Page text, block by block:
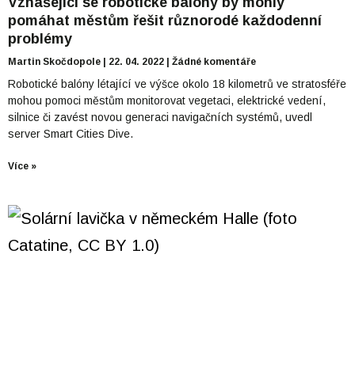
pomáhat městům řešit různorodé každodenní
problémy
Martin Skočdopole 22. 04. 2022 Žádné komentáře
Robotické balóny létající ve výšce okolo 18 kilometrů ve stratosféře
mohou pomoci městům monitorovat vegetaci, elektrické vedení,
silnice či zavést novou generaci navigačních systémů, uvedl
server Smart Cities Dive.
Více »